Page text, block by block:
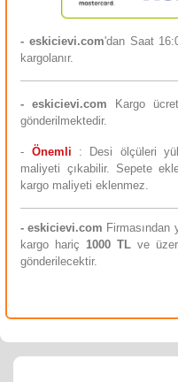
- eskicievi.com'dan Saat
kargolanır.
-eskicievi.com Kargo
gönderilmektedir.
- Önemli
: Desi ölçüleri
maliyeti çıkabilir. Sepete
kargo maliyeti eklenmez.
-eskicievi.com Firmasından
kargo hariç1000 TL ve
gönderilecektir.